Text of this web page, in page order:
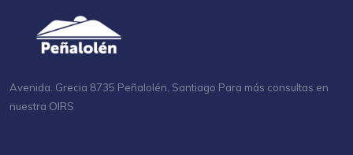
Avenida. Grecia 8735 Peñalolén, Santiago Para más consultas en
nuestra OIRS